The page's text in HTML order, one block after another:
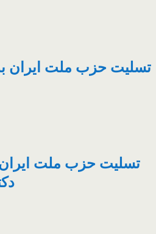
تسلیت حزب ملت ایران
تسلیت حزب ملت